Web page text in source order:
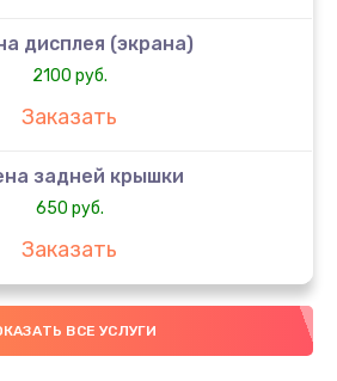
дисплея (экрана)
2100 руб.
Заказать
задней крышки
650 руб.
Заказать
аккумулятора
4000 руб.
ВСЕ УСЛУГИ